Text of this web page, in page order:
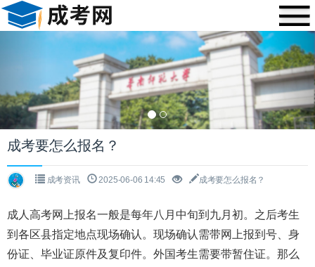
Previous
成考要怎么报名？
成考资讯 2025-06-06 14:45 成考要怎么报名？
成人高考网上报名一般是每年八月中旬到九月初。之后考生
到各区县指定地点现场确认。现场确认需带网上报到号、身
份证、毕业证原件及复印件。外国考生需要带暂住证。那么